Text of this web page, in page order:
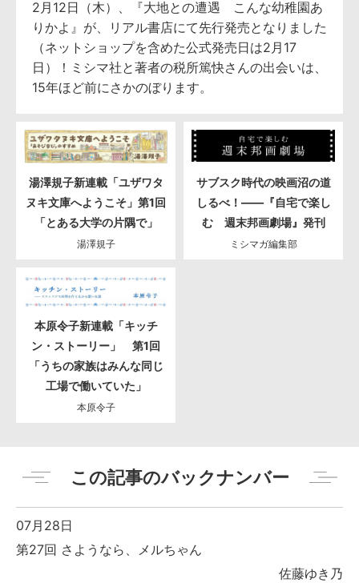
2月12日（木）、『大地との遭遇 こんな幼稚園あ
りかよ』が、リアル書店にて先行発売となりました
（ネットショップを含めた公式発売日は2月17
日）！ミシマ社と著者の税所篤快さんの出会いは、
15年ほど前にさかのぼります。
湯澤規子新連載「ユザワタ
ヌキ文庫へようこそ」第1回
「とある大学の片隅で」
湯澤規子
サブスク時代の映画沼の道
しるべ！――『自宅で楽し
む 週末邦画劇場』発刊
ミシマガ編集部
本原令子新連載「キッチ
ン・ストーリー」 第1回
「うちの家族はみんな同じ
工場で働いていた」
本原令子
この記事のバックナンバー
07月28日
第27回 さようなら、メルちゃん
佐藤ゆき乃